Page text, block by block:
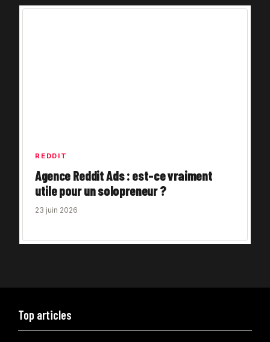
REDDIT
Agence Reddit Ads : est-ce vraiment
utile pour un solopreneur ?
23 juin 2026
Top articles